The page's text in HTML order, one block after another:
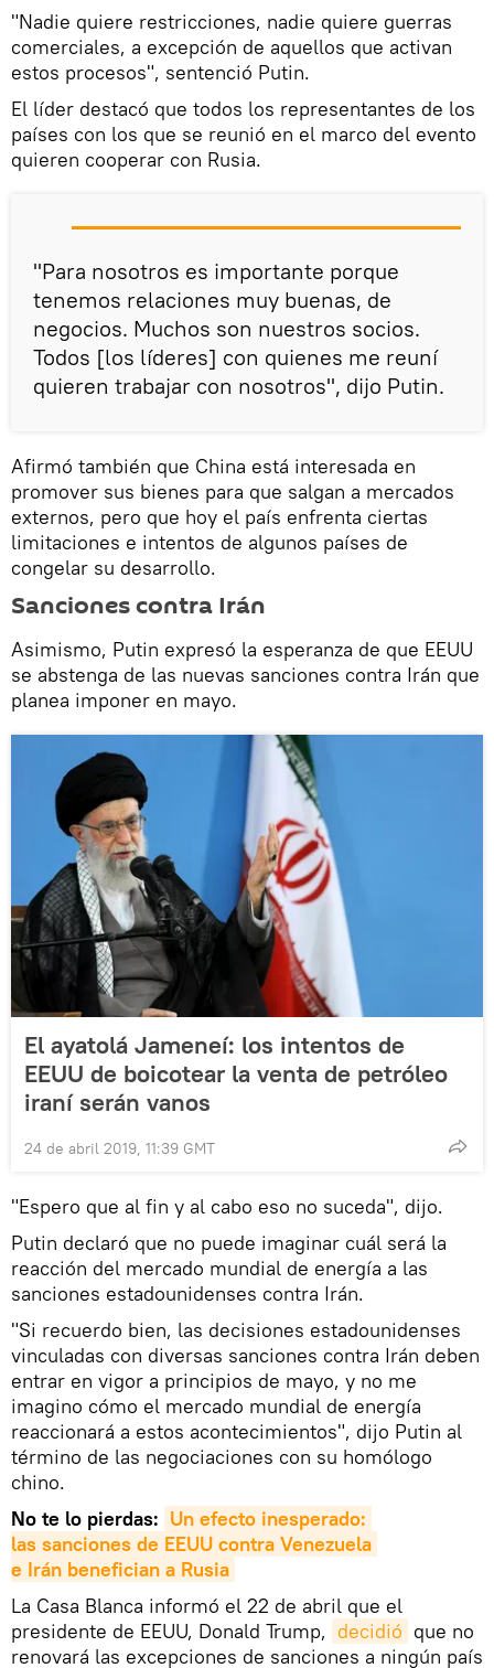
"Nadie quiere restricciones, nadie quiere guerras
comerciales, a excepción de aquellos que activan
estos procesos", sentenció Putin.
El líder destacó que todos los representantes de los
países con los que se reunió en el marco del evento
quieren cooperar con Rusia.
"Para nosotros es importante porque
tenemos relaciones muy buenas, de
negocios. Muchos son nuestros socios.
Todos [los líderes] con quienes me reuní
quieren trabajar con nosotros", dijo Putin.
Afirmó también que China está interesada en
promover sus bienes para que salgan a mercados
externos, pero que hoy el país enfrenta ciertas
limitaciones e intentos de algunos países de
congelar su desarrollo.
Sanciones contra Irán
Asimismo, Putin expresó la esperanza de que EEUU
se abstenga de las nuevas sanciones contra Irán que
planea imponer en mayo.
El ayatolá Jameneí: los intentos de
EEUU de boicotear la venta de petróleo
iraní serán vanos
24 de abril 2019, 11:39 GMT
"Espero que al fin y al cabo eso no suceda", dijo.
Putin declaró que no puede imaginar cuál será la
reacción del mercado mundial de energía a las
sanciones estadounidenses contra Irán.
"Si recuerdo bien, las decisiones estadounidenses
vinculadas con diversas sanciones contra Irán deben
entrar en vigor a principios de mayo, y no me
imagino cómo el mercado mundial de energía
reaccionará a estos acontecimientos", dijo Putin al
término de las negociaciones con su homólogo
chino.
No te lo pierdas: Un efecto inesperado:
las sanciones de EEUU contra Venezuela
e Irán benefician a Rusia
La Casa Blanca informó el 22 de abril que el
presidente de EEUU, Donald Trump, decidió que no
renovará las excepciones de sanciones a ningún país